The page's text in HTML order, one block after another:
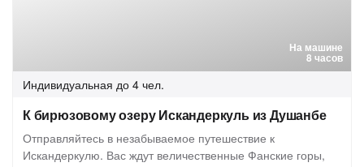
На машине
8 часов
Индивидуальная до 4 чел.
К бирюзовому озеру Искандеркуль из Душанбе
Отправляйтесь в незабываемое путешествие к
Искандеркулю. Вас ждут величественные Фанские горы,